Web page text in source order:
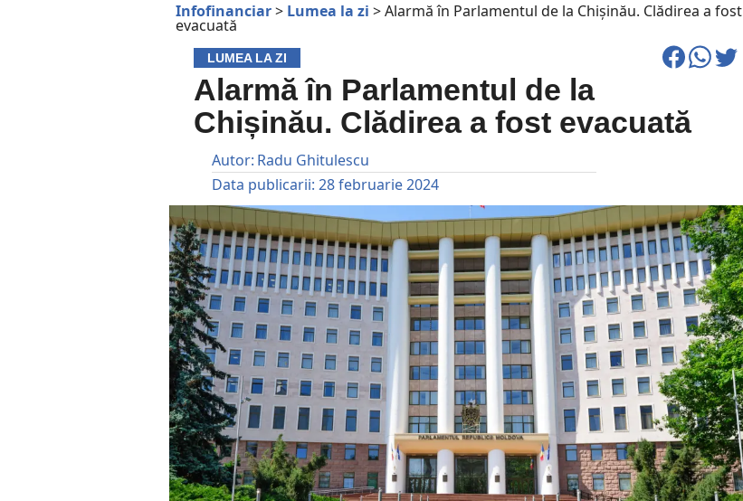
Infofinanciar> Lumea la zi >Alarmă în Parlamentul de la Chișinău. Clădirea a fost
evacuată
LUMEA LA ZI
Alarmă în Parlamentul de la
Chișinău. Clădirea a fost evacuată
Autor: Radu Ghitulescu
Data publicarii: 28 februarie 2024